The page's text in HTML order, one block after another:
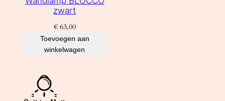
zwart
€63,00
Toevoegen aan
winkelwagen